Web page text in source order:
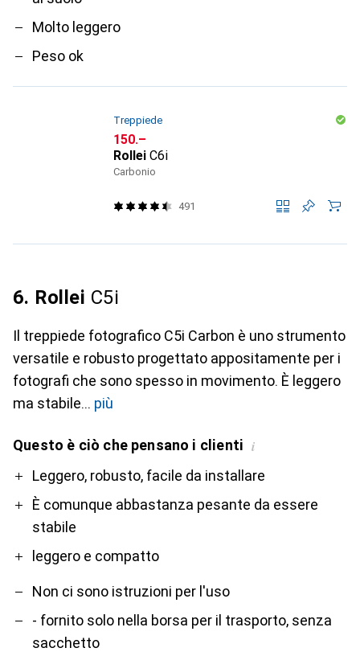
Molto leggero
Peso ok
Treppiede
CHF
150.–
Rollei C6i
Carbonio
491
6. Rollei C5i
Il treppiede fotografico C5i Carbon è uno strumento
versatile e robusto progettato appositamente per i
fotografi che sono spesso in movimento. È leggero
ma stabile
più
Questo è ciò che pensano i clienti i
ProLeggero, robusto, facile da installare
È comunque abbastanza pesante da essere
stabile
leggero e compatto
Contro
Non ci sono istruzioni per l'uso
- fornito solo nella borsa per il trasporto, senza
sacchetto